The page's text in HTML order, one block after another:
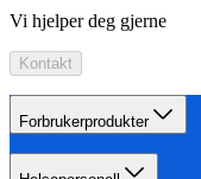
Vi hjelper deg gjerne
Kontakt
Forbrukerprodukter